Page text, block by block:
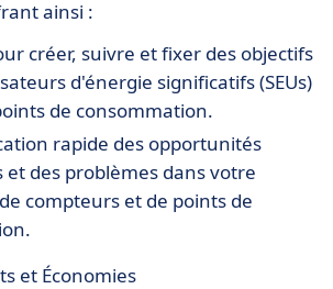
ainsi :
créer, suivre et fixer des objectifs
d'énergie significatifs (SEUs)
de consommation.
rapide des opportunités
et des problèmes dans votre
compteurs et de points de
et Économies